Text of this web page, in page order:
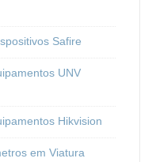
Safire
UNV
Hikvision
em Viatura